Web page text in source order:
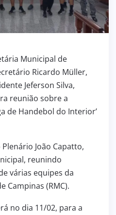
Municipal de
Ricardo Müller,
Jeferson Silva,
reunião sobre a
de Handebol do Interior’
João Capatto,
reunindo
várias equipes da
Campinas (RMC).
no dia 11/02, para a